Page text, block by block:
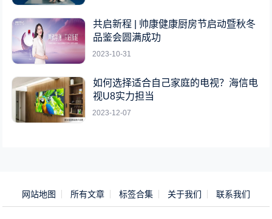
共启新程 | 帅康健康厨房节启动暨秋冬
品鉴会圆满成功
2023-10-31
如何选择适合自己家庭的电视？海信电
视U8实力担当
2023-12-07
网站地图 所有文章 标签合集 关于我们 联系我们